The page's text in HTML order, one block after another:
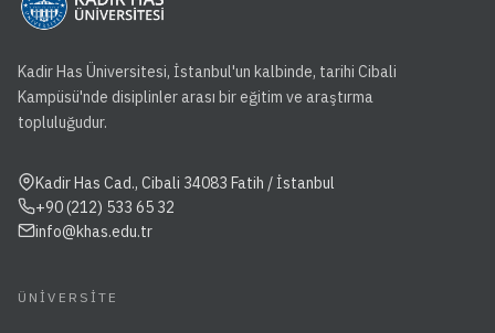
Kadir Has Üniversitesi, İstanbul'un kalbinde, tarihi Cibali
Kampüsü'nde disiplinler arası bir eğitim ve araştırma
topluluğudur.
Kadir Has Cad., Cibali 34083 Fatih / İstanbul
+90 (212) 533 65 32
info@khas.edu.tr
ÜNIVERSITE